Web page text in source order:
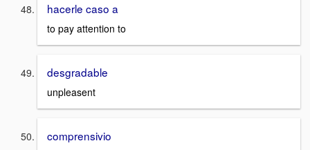
hacerle caso a
to pay attention to
desgradable
unpleasent
comprensivio